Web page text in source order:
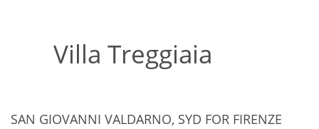
Villa Treggiaia
SAN GIOVANNI VALDARNO, SYD FOR FIRENZE